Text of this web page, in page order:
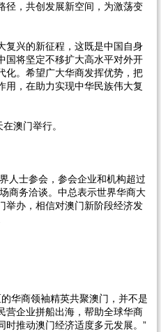
径，共创发展新空间，为激荡变
复兴的新征程，这既是中国自身
国将坚定不移扩大高水平对外开
化。希望广大华商发挥优势，把
用，在助力实现中华民族伟大复
澳门举行。
人士参会，参会企业和机构超过
商务洽谈。中总表示世界华商大
举办，相信对澳门新阶段经济发
华商领袖精英共聚澳门，并不是
营企业拼船出海，帮助全球华商
推动澳门经济适度多元发展。”